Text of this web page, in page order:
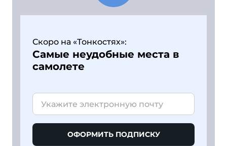
Скоро на «Тонкостях»:
Самые неудобные места в
самолете
ОФОРМИТЬ ПОДПИСКУ